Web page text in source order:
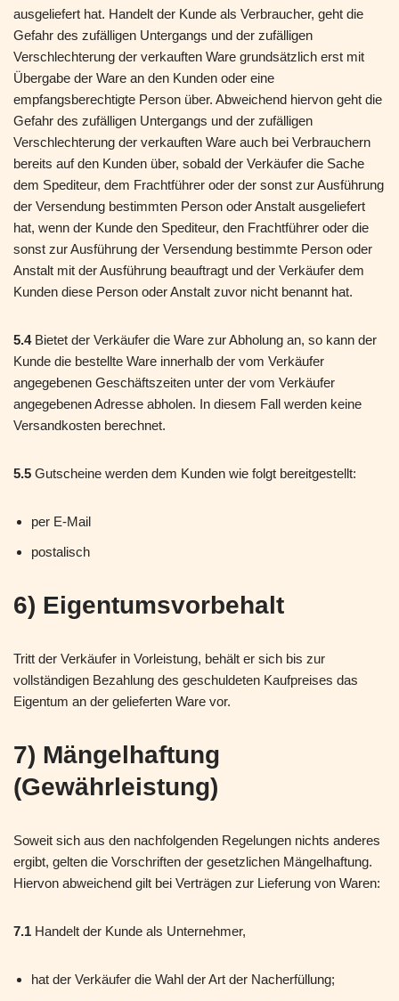
ausgeliefert hat. Handelt der Kunde als Verbraucher, geht die
Gefahr des zufälligen Untergangs und der zufälligen
Verschlechterung der verkauften Ware grundsätzlich erst mit
Übergabe der Ware an den Kunden oder eine
empfangsberechtigte Person über. Abweichend hiervon geht die
Gefahr des zufälligen Untergangs und der zufälligen
Verschlechterung der verkauften Ware auch bei Verbrauchern
bereits auf den Kunden über, sobald der Verkäufer die Sache
dem Spediteur, dem Frachtführer oder der sonst zur Ausführung
der Versendung bestimmten Person oder Anstalt ausgeliefert
hat, wenn der Kunde den Spediteur, den Frachtführer oder die
sonst zur Ausführung der Versendung bestimmte Person oder
Anstalt mit der Ausführung beauftragt und der Verkäufer dem
Kunden diese Person oder Anstalt zuvor nicht benannt hat.
5.4Bietet der Verkäufer die Ware zur Abholung an, so kann der
Kunde die bestellte Ware innerhalb der vom Verkäufer
angegebenen Geschäftszeiten unter der vom Verkäufer
angegebenen Adresse abholen. In diesem Fall werden keine
Versandkosten berechnet.
5.5 Gutscheine werden dem Kunden wie folgt bereitgestellt:
per E-Mail
postalisch
6) Eigentumsvorbehalt
Tritt der Verkäufer in Vorleistung, behält er sich bis zur
vollständigen Bezahlung des geschuldeten Kaufpreises das
Eigentum an der gelieferten Ware vor.
7) Mängelhaftung
(Gewährleistung)
Soweit sich aus den nachfolgenden Regelungen nichts anderes
ergibt, gelten die Vorschriften der gesetzlichen Mängelhaftung.
Hiervon abweichend gilt bei Verträgen zur Lieferung von Waren:
7.1 Handelt der Kunde als Unternehmer,
hat der Verkäufer die Wahl der Art der Nacherfüllung;